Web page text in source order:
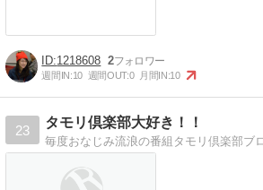
1218608 2
週間IN:10 週間OUT:0 月間IN:10
23
タモリ倶楽部大好き！！